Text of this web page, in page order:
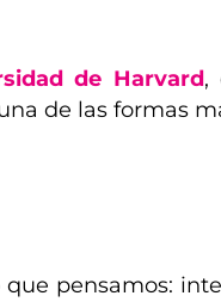
de Harvard,
de las formas
pensamos: